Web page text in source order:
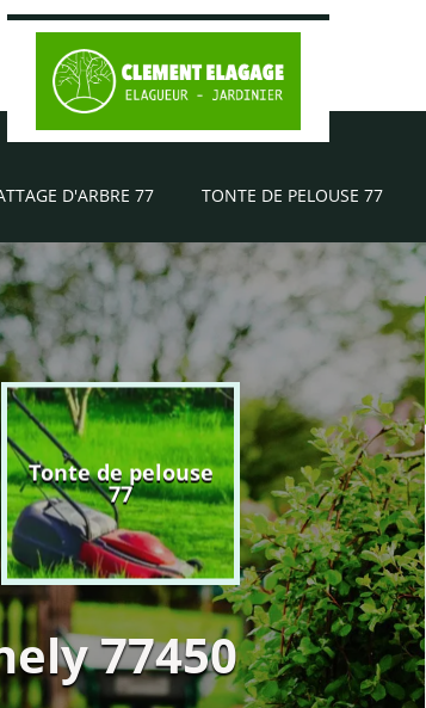
D'ARBRE 77 TONTE DE PELOUSE 77
Tonte de pelouse
77 Elagueur 77
77450